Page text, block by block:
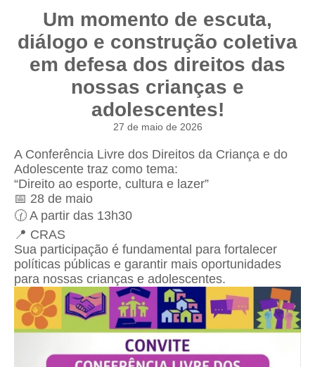
Um momento de escuta,
diálogo e construção coletiva
em defesa dos direitos das
nossas crianças e
adolescentes!
27 de maio de 2026
A Conferência Livre dos Direitos da Criança e do
Adolescente traz como tema:
“Direito ao esporte, cultura e lazer”
📅 28 de maio
🕜 A partir das 13h30
📍 CRAS
Sua participação é fundamental para fortalecer
políticas públicas e garantir mais oportunidades
para nossas crianças e adolescentes.